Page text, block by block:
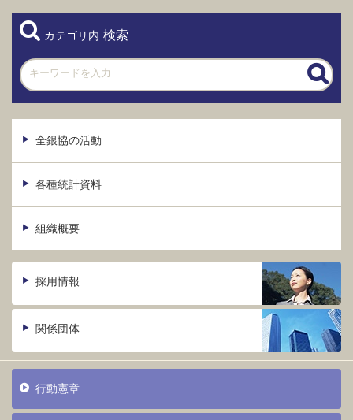
カテゴリ内 検索
全銀協の活動
各種統計資料
組織概要
採用情報
関係団体
行動憲章